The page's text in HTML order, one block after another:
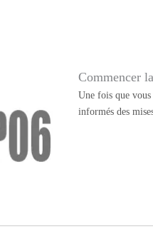
Commencer
Une fois que
informés des